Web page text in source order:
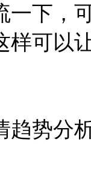
一下，
样可以
势分